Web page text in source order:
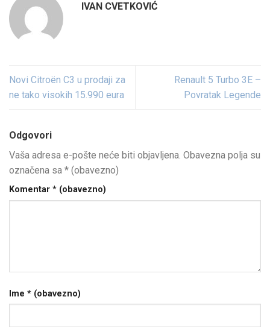
IVAN CVETKOVIĆ
Novi Citroën C3 u prodaji za
ne tako visokih 15.990 eura
Renault 5 Turbo 3E –
Povratak Legende
Odgovori
Vaša adresa e-pošte neće biti objavljena. Obavezna polja su
označena sa * (obavezno)
Komentar * (obavezno)
Ime * (obavezno)